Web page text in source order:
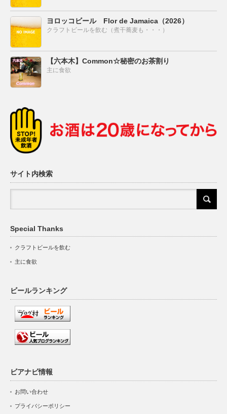
ヨロッコビール Flor de Jamaica（2026）
クラフトビールを飲む（煮干蕎麦も・・・）
【六本木】Common☆秘密のお茶割り
主に食欲
サイト内検索
Special Thanks
クラフトビールを飲む
主に食欲
ビールランキング
ビアナビ情報
お問い合わせ
プライバシーポリシー